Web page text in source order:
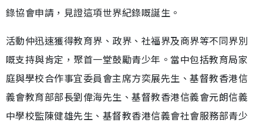
錄協會申請，見證這項世界紀錄嘅誕生。
活動仲迅速獲得教育界、政界、社福界及商界等不同界別
嘅支持與肯定，聚首一堂鼓勵青少年。當中包括教育局家
庭與學校合作事宜委員會主席方奕展先生、基督教香港信
義會教育部部長劉偉海先生、基督教香港信義會元朗信義
中學校監陳健雄先生、基督教香港信義會社會服務部青少